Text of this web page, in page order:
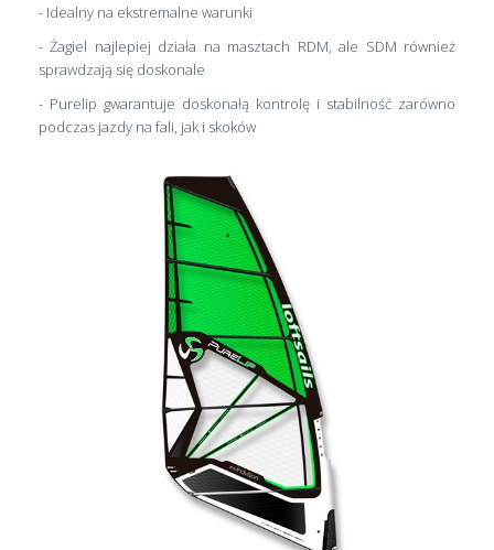
- Idealny na ekstremalne warunki
- Żagiel najlepiej działa na masztach RDM, ale SDM również
sprawdzają się doskonale
- Purelip gwarantuje doskonałą kontrolę i stabilność zarówno
podczas jazdy na fali, jak i skoków